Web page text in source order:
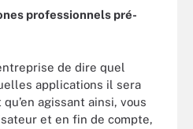
professionnels pré-
de dire quel
applications il sera
agissant ainsi, vous
et en fin de compte,